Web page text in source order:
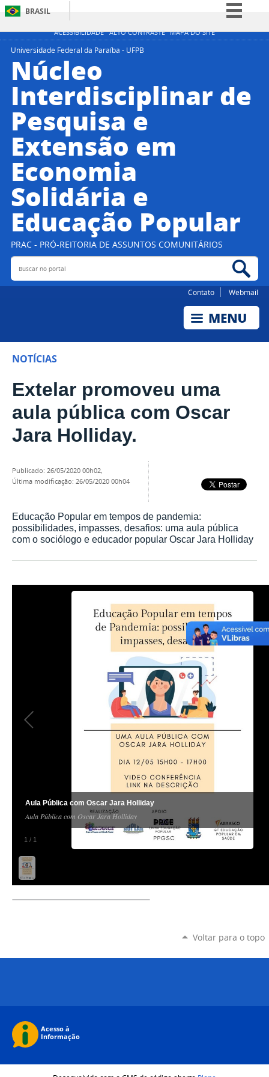
ACESSIBILIDADE ALTO CONTRASTE MAPA DO SITE
BRASIL
Simplifique!
Acesso à informação
Legislação
Universidade Federal da Paraíba - UFPB
Núcleo
Interdisciplinar de
Pesquisa e
Extensão em
Economia
Solidária e
Educação Popular
PRAC - PRÓ-REITORIA DE ASSUNTOS COMUNITÁRIOS
Buscar no portal
Contato Webmail
NOTÍCIAS
Extelar promoveu uma
aula pública com Oscar
Jara Holliday.
publicado: 26/05/2020 00h02,
última modificação: 26/05/2020 00h04
Educação Popular em tempos de pandemia:
possibilidades, impasses, desafios: uma aula pública
com o sociólogo e educador popular Oscar Jara Holliday
1 / 1
Aula Pública com Oscar Jara Holliday
Aula Pública com Oscar Jara Holliday
Voltar para o topo